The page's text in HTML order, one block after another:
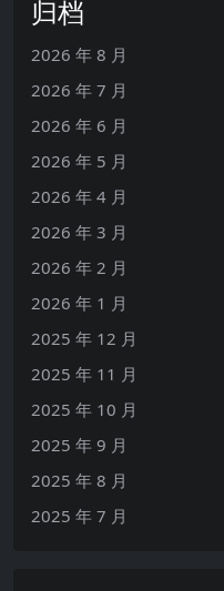
归档
2026 年 8 月
2026 年 7 月
2026 年 6 月
2026 年 5 月
2026 年 4 月
2026 年 3 月
2026 年 2 月
2026 年 1 月
2025 年 12 月
2025 年 11 月
2025 年 10 月
2025 年 9 月
2025 年 8 月
2025 年 7 月